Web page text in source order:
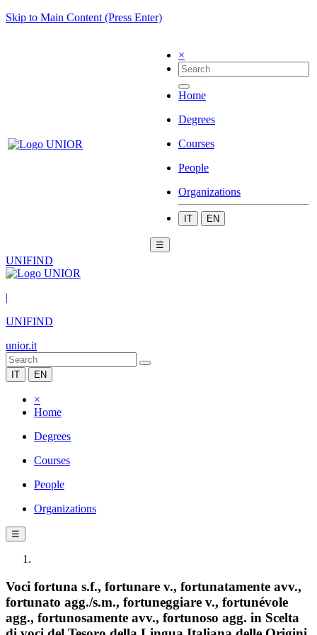
Skip to Main Content (Press Enter)
×
Home
Degrees
Courses
People
Organizations
IT EN
☰
UNIFIND
|
UNIFIND
unior.it
IT EN
×
Home
Degrees
Courses
People
Organizations
☰
Voci fortuna s.f., fortunare v., fortunatamente avv.,
fortunato agg./s.m., fortuneggiare v., fortunévole
agg., fortunosamente avv., fortunoso agg. in Scelta